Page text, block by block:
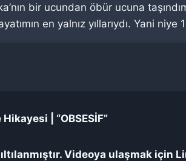
bir ucundan öbür ucuna
en yalnız yıllarıydı. Yani
| “OBSESİF”
Videoya ulaşmak için